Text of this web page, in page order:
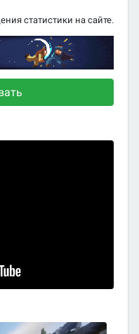
статистики на сайте.